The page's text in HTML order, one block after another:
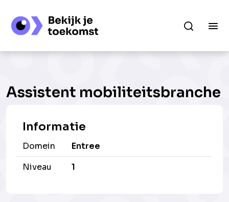
Assistent mobiliteitsbranche
Informatie
Domein
Entree
Niveau
1